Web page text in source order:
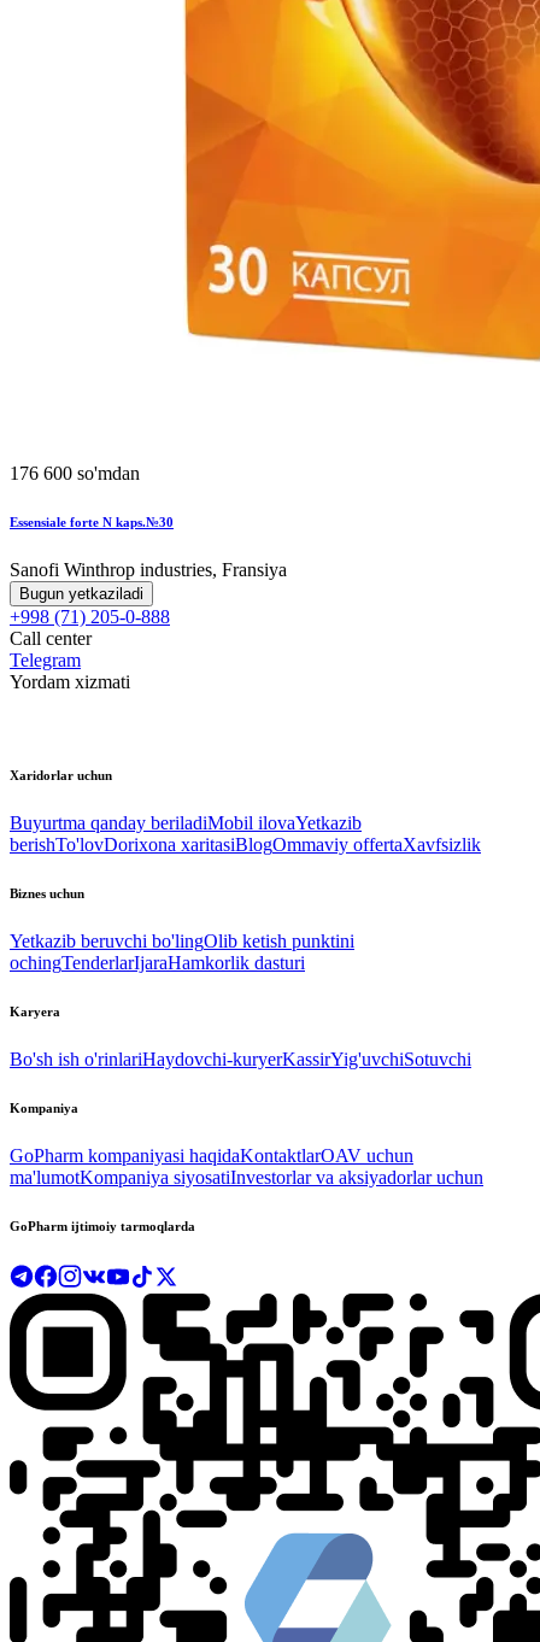
176 600 so'mdan
Essensiale forte N kaps.№30
Sanofi Winthrop industries, Fransiya
Bugun yetkaziladi
+998 (71) 205-0-888
Call center
Telegram
Yordam xizmati
Xaridorlar uchun
Buyurtma qanday beriladiMobil ilovaYetkazib
berishTo'lovDorixona xaritasiBlogOmmaviy offertaXavfsizlik
Biznes uchun
Yetkazib beruvchi bo'lingOlib ketish punktini
ochingTenderlarIjaraHamkorlik dasturi
Karyera
Bo'sh ish o'rinlariHaydovchi-kuryerKassirYig'uvchiSotuvchi
Kompaniya
GoPharm kompaniyasi haqidaKontaktlarOAV uchun
ma'lumotKompaniya siyosatiInvestorlar va aksiyadorlar uchun
GoPharm ijtimoiy tarmoqlarda